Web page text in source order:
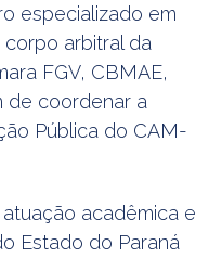
especializado em
arbitral da
FGV, CBMAE,
de coordenar a
Pública do CAM-
acadêmica e
Estado do Paraná